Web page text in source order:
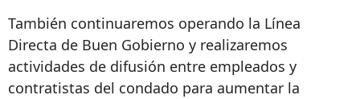
También continuaremos operando la Línea
Directa de Buen Gobierno y realizaremos
actividades de difusión entre empleados y
contratistas del condado para aumentar la